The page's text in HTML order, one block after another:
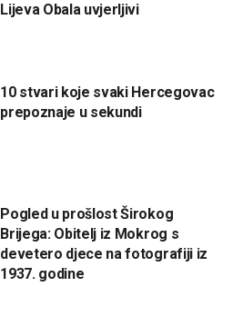
Lijeva Obala uvjerljivi
10 stvari koje svaki Hercegovac
prepoznaje u sekundi
Pogled u prošlost Širokog
Brijega: Obitelj iz Mokrog s
devetero djece na fotografiji iz
1937. godine